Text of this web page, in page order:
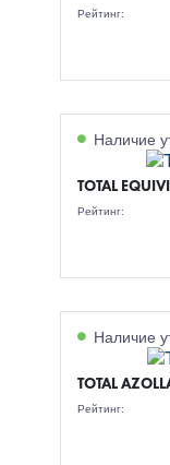
Рейтинг:
Наличие
TOTAL
Рейтинг:
Наличие
TOTAL
Рейтинг: